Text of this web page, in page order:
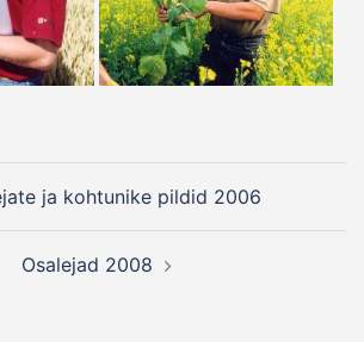
ja kohtunike pildid 2006
Osalejad 2008